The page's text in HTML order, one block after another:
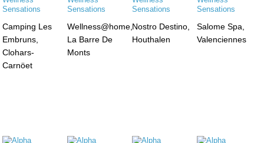
Camping Les
Embruns,
Clohars-
Carnöet
Wellness@home,
La Barre De
Monts
Nostro Destino,
Houthalen
Salome Spa,
Valenciennes